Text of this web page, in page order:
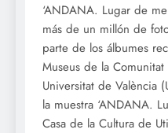
‘ANDANA. Lugar de
más de un millón de
parte de los álbumes
Museus de la
Universitat de València
la muestra ‘ANDANA.
Casa de la Cultura de